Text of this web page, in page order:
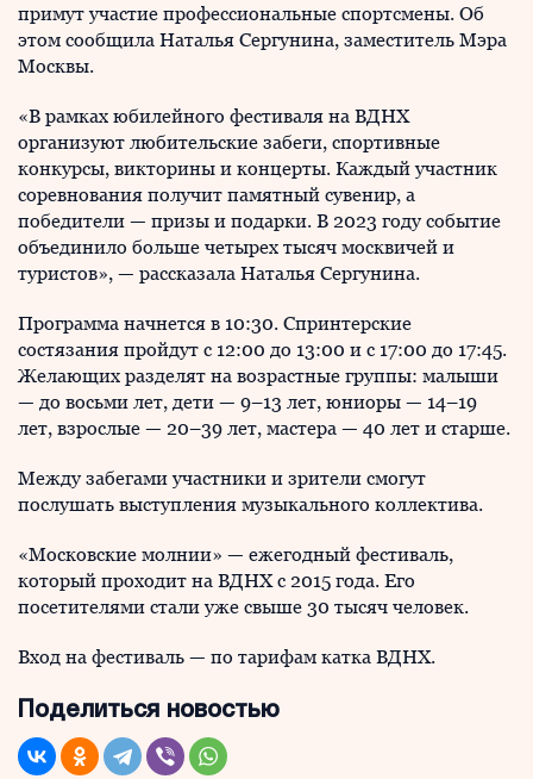
примут участие профессиональные спортсмены. Об
этом сообщила Наталья Сергунина, заместитель Мэра
Москвы.
«В рамках юбилейного фестиваля на ВДНХ
организуют любительские забеги, спортивные
конкурсы, викторины и концерты. Каждый участник
соревнования получит памятный сувенир, а
победители — призы и подарки. В 2023 году событие
объединило больше четырех тысяч москвичей и
туристов», — рассказала Наталья Сергунина.
Программа начнется в 10:30. Спринтерские
состязания пройдут с 12:00 до 13:00 и с 17:00 до 17:45.
Желающих разделят на возрастные группы: малыши
— до восьми лет, дети — 9–13 лет, юниоры — 14–19
лет, взрослые — 20–39 лет, мастера — 40 лет и старше.
Между забегами участники и зрители смогут
послушать выступления музыкального коллектива.
«Московские молнии» — ежегодный фестиваль,
который проходит на ВДНХ с 2015 года. Его
посетителями стали уже свыше 30 тысяч человек.
Вход на фестиваль — по тарифам катка ВДНХ.
Поделиться новостью